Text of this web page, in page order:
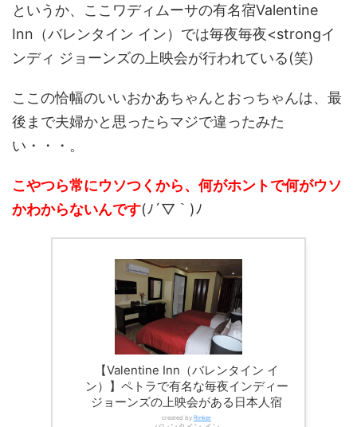
というか、ここワディムーサの有名宿Valentine
Inn（バレンタイン イン）では毎夜毎夜<strongイ
ンディ ジョーンズの上映会が行われている(笑)
ここの恰幅のいいおかあちゃんとおっちゃんは、最
後まで夫婦かと思ったらマジで違ったみた
い・・・。
こやつら常にウソつくから、何がホントで何がウソ
かわからないんです(ﾉ´▽｀)ﾉ
【Valentine Inn（バレンタイン イ
ン）】ペトラで有名な毎夜インディー
ジョーンズの上映会がある日本人宿
created by Rinker